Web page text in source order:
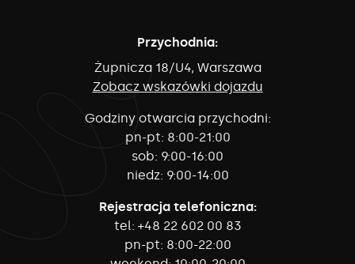
Przychodnia:
Żupnicza 18/U4, Warszawa
Zobacz wskazówki dojazdu
Godziny otwarcia przychodni:
pn-pt: 8:00-21:00
sob: 9:00-16:00
niedz: 9:00-14:00
Rejestracja telefoniczna:
tel: +48 22 602 00 83
pn-pt: 8:00-22:00